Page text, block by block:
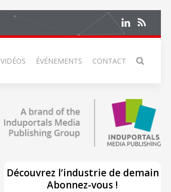
VIDÉOS ÉVÉNEMENTS CONTACT
Découvrez l’industrie de demain
Abonnez-vous !